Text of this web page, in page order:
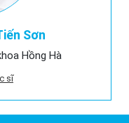
Sơn
Hồng Hà
sĩ